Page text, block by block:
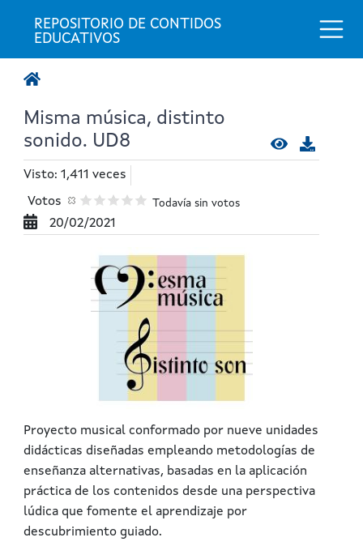
REPOSITORIO DE CONTIDOS
EDUCATIVOS
Misma música, distinto
sonido. UD8
Visto: 1,411 veces
Votos Todavía sin votos
20/02/2021
Proyecto musical conformado por nueve unidades
didácticas diseñadas empleando metodologías de
enseñanza alternativas, basadas en la aplicación
práctica de los contenidos desde una perspectiva
lúdica que fomente el aprendizaje por
descubrimiento guiado.